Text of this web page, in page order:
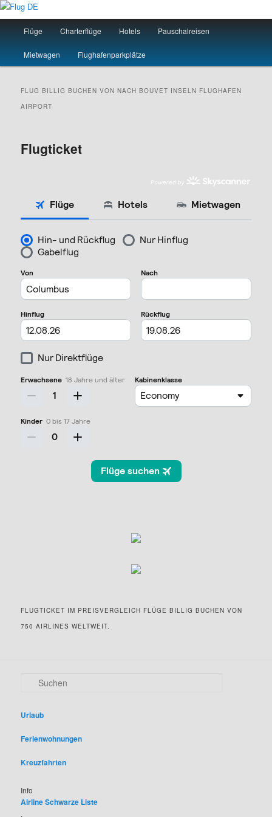
Zum
primären
Zum
sekundären
Flug DE
Flüge Charterflüge Hotels Pauschalreisen
Mietwagen Flughafenparkplätze
FLUG BILLIG BUCHEN VON NACHBOUVET INSELN FLUGHAFEN
AIRPORT
Flugticket
FLUGTICKET IM PREISVERGLEICH FLÜGE BILLIG BUCHEN VON
750 AIRLINES WELTWEIT.
h
n
Urlaub
Ferienwohnungen
Kreuzfahrten
Info
Airline Schwarze Liste
.